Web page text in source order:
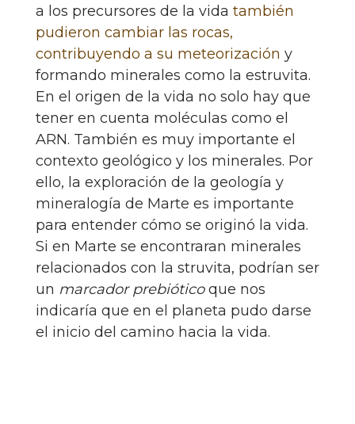
a los precursores de la vida también
pudieron cambiar las rocas,
contribuyendo a su meteorización y
formando minerales como la estruvita.
En el origen de la vida no solo hay que
tener en cuenta moléculas como el
ARN. También es muy importante el
contexto geológico y los minerales. Por
ello, la exploración de la geología y
mineralogía de Marte es importante
para entender cómo se originó la vida.
Si en Marte se encontraran minerales
relacionados con la struvita, podrían ser
un marcador prebióticoque nos
indicaría que en el planeta pudo darse
el inicio del camino hacia la vida.